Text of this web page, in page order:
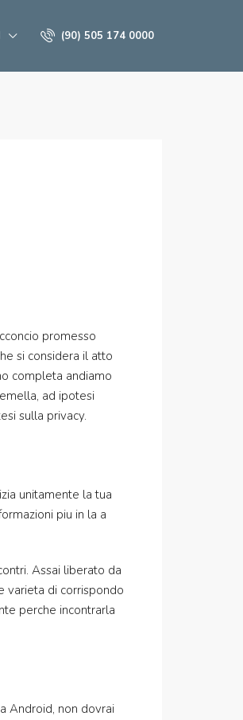
(90) 505 174 0000
promesso
si considera il atto
completa andiamo
ad ipotesi
sulla privacy.
unitamente la tua
piu in la a
Assai liberato da
varieta di corrispondo
perche incontrarla
Android, non dovrai